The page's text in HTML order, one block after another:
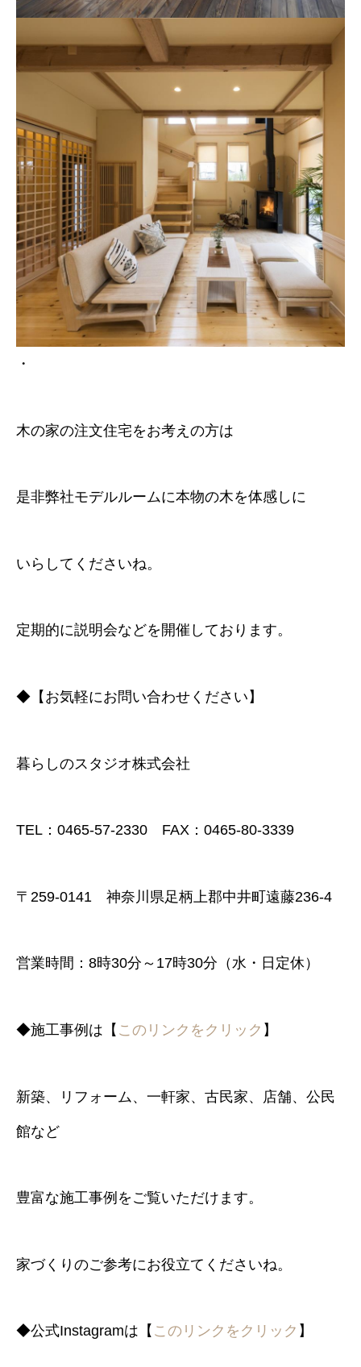
・
木の家の注文住宅をお考えの方は
是非弊社モデルルームに本物の木を体感しに
いらしてくださいね。
定期的に説明会などを開催しております。
◆【お気軽にお問い合わせください】
暮らしのスタジオ株式会社
TEL：0465-57-2330 FAX：0465-80-3339
〒259-0141 神奈川県足柄上郡中井町遠藤236-4
営業時間：8時30分～17時30分（水・日定休）
◆施工事例は【 このリンクをクリック 】
新築、リフォーム、一軒家、古民家、店舗、公民
館など
豊富な施工事例をご覧いただけます。
家づくりのご参考にお役立てくださいね。
◆公式Instagramは【 このリンクをクリック 】